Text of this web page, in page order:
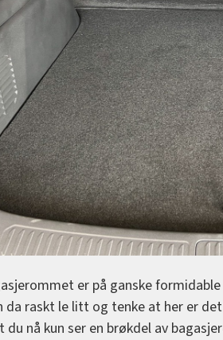
er på ganske
da raskt le litt og tenke at her er
du nå kun ser en brøkdel av